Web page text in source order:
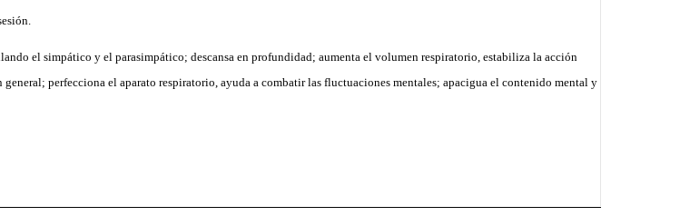
el simpático y el parasimpático; descansa en profundidad; aumenta el volumen respiratorio, estabiliza la acción
perfecciona el aparato respiratorio, ayuda a combatir las fluctuaciones mentales; apacigua el contenido mental y